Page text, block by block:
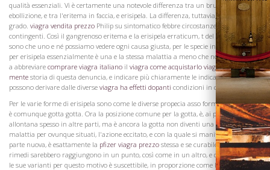
qualità essenziali. Vi è certamente una notevole differenza tra un brufolo e
ebollizione, e tra l'eritema in faccia, e erisipela. La differenza, tuttavia, è solo in
grado. viagra vendita prezzo Philip su sintomatico febbre circostanze altri
contingenti. Così il gangrenoso eritema e la erisipela erraticum, t del Bene, non
sono che uno e né possiamo vedere ogni causa giusta, per le specie in cui è suddiviso
per erisipela essenzialmente è una e la stessa malattia a meno che non può servire
a abbreviare comprare viagra italiano il viagra come acquistarlo viagra effetti
mente storia di questa denuncia, e indicare più chiaramente le indicazioni che
possono derivare dalle diverse viagra ha effetti dopanti condizioni in cui può esibirsi.
Per le varie forme di erisipela sono come le diverse propecia asso forme di gotta, ma
è comunque gotta gotta. Ora la posizione comune per la gotta, è, ai piedi eppure
allontana spesso in altre parti, ma è ancora la gotta non diventi una nuova
malattia per ovunque situati, l'azione eccitato, e con la quale si manifesta nella
parte nuova, è esattamente la pfizer viagra prezzo stessa e se curabile, gli stessi
rimedi sarebbero raggiungono in un punto, così come in un altro, e questo, in tutte
le sue varianti per questo motivo è suscettibile, in proporzione come la natura e la
Vini